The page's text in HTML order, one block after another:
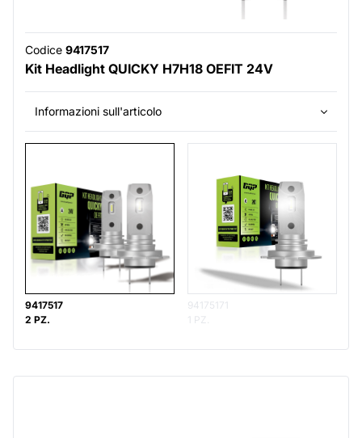
Codice 9417517
Kit Headlight QUICKY H7H18 OEFIT 24V
Informazioni sull'articolo
9417517
2 PZ.
94175171
1 PZ.